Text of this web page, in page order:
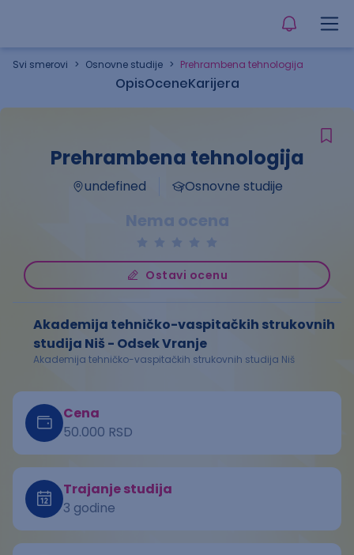
Svi smerovi > Osnovne studije > Prehrambena tehnologija
OpisOceneKarijera
Prehrambena tehnologija
undefined Osnovne studije
Nema ocena
Ostavi ocenu
Akademija tehničko-vaspitačkih strukovnih
studija Niš - Odsek Vranje
Akademija tehničko-vaspitačkih strukovnih studija Niš
Cena
50.000 RSD
Trajanje studija
3 godine